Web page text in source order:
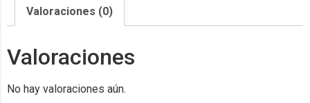
Valoraciones (0)
Valoraciones
No hay valoraciones aún.